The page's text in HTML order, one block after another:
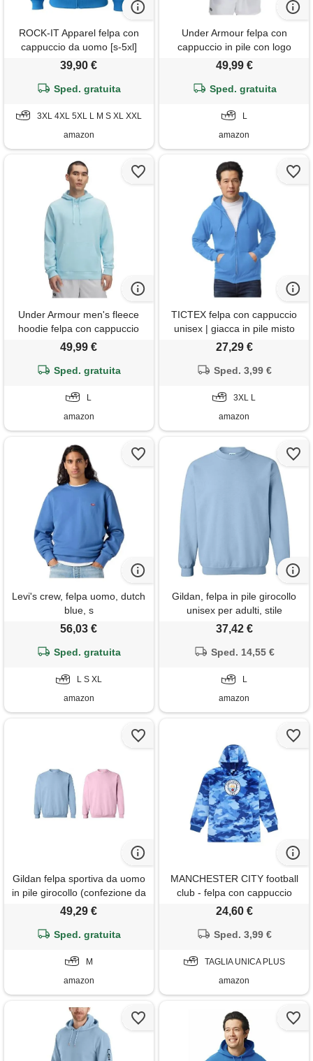
ROCK-IT Apparel felpa con
cappuccio da uomo [s-5xl]
giacca con cappuccio in pile i
e l'inverno i royal blue 5xl
39,90 €
Sped. gratuita
3XL 4XL 5XL L M S XL XXL
amazon
Under Armour felpa con
cappuccio in pile con logo
rival uomo
49,99 €
Sped. gratuita
L
amazon
Under Armour men's fleece
hoodie felpa con cappuccio
ua rival da uomo, stream / /
49,99 €
Sped. gratuita
L
amazon
TICTEX felpa con cappuccio
unisex | giacca in pile misto
pesante per uomo e donna |
e cerniera | giacca estiva
27,29 €
Sped. 3,99 €
3XL L
amazon
Levi's crew, felpa uomo, dutch
blue, s
56,03 €
Sped. gratuita
L S XL
amazon
Gildan, felpa in pile girocollo
unisex per adulti, stile
g18000, confezione multipla,
37,42 €
Sped. 14,55 €
L
amazon
Gildan felpa sportiva da uomo
in pile girocollo (confezione da
2), carolinablue/rosa
49,29 €
Sped. gratuita
M
amazon
MANCHESTER CITY football
club - felpa con cappuccio
mimetica in pile di lusso,
oversize, 7-13 anni
24,60 €
Sped. 3,99 €
TAGLIA UNICA PLUS
amazon